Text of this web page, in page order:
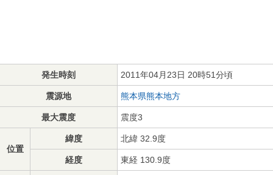
発生時刻 2011年04月23日 20時51分頃
震源地 熊本県熊本地方
最大震度 震度3
位置
緯度 北緯 32.9度
経度 東経 130.9度